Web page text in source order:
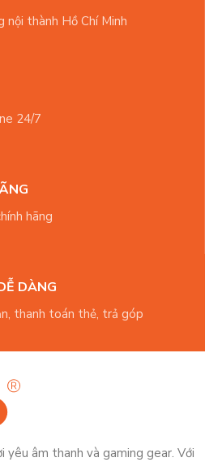
nội thành Hồ Chí Minh
24/7
hãng
DÀNG
thanh toán thẻ, trả góp
yêu âm thanh và gaming gear. Với